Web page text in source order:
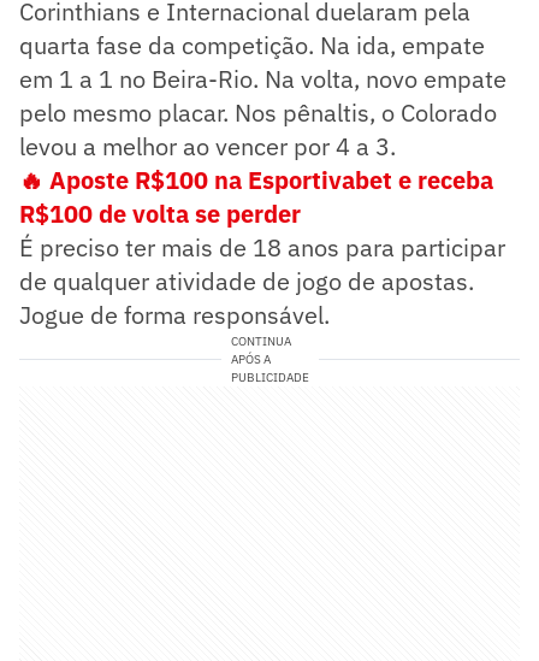
Corinthians e Internacional duelaram pela
quarta fase da competição. Na ida, empate
em 1 a 1 no Beira-Rio. Na volta, novo empate
pelo mesmo placar. Nos pênaltis, o Colorado
levou a melhor ao vencer por 4 a 3.
🔥 Aposte R$100 na Esportivabet e receba
R$100 de volta se perder
É preciso ter mais de 18 anos para participar
de qualquer atividade de jogo de apostas.
Jogue de forma responsável.
CONTINUA
APÓS A
PUBLICIDADE